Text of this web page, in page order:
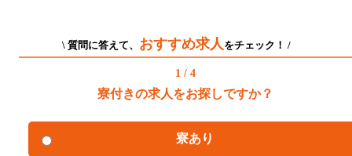
\ 質問に答えて、 おすすめ求人をチェック！ /
1 / 4
寮付きの求人をお探しですか？
寮あり